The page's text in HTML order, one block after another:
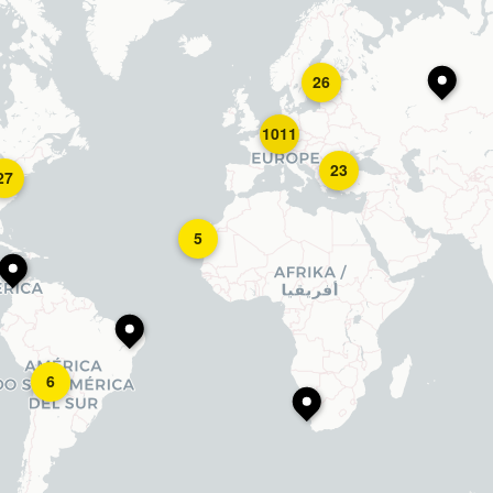
6
26
5
23
1011